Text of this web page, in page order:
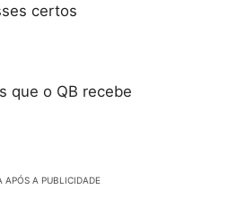
certos
que o QB recebe
APÓS A PUBLICIDADE